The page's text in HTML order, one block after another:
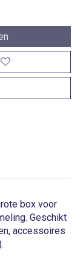
box voor
Geschikt
accessoires